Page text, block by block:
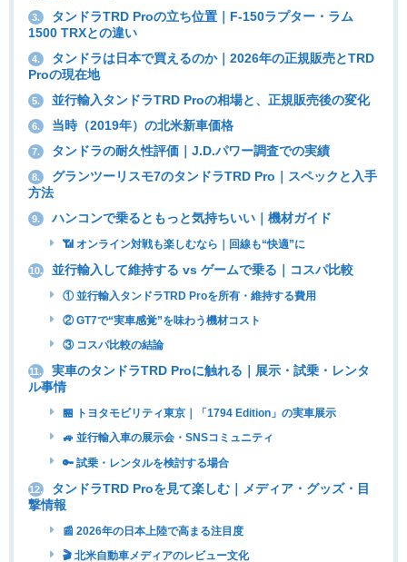
3.
タンドラTRD Proの立ち位置｜F-150ラプター・ラム
1500 TRXとの違い
4.
タンドラは日本で買えるのか｜2026年の正規販売とTRD
Proの現在地
5. 並行輸入タンドラTRD Proの相場と、正規販売後の変化
6. 当時（2019年）の北米新車価格
7. タンドラの耐久性評価｜J.D.パワー調査での実績
8.
グランツーリスモ7のタンドラTRD Pro｜スペックと入手
方法
9. ハンコンで乗るともっと気持ちいい｜機材ガイド
📶 オンライン対戦も楽しむなら｜回線も“快適”に
10. 並行輸入して維持する vs ゲームで乗る｜コスパ比較
① 並行輸入タンドラTRD Proを所有・維持する費用
② GT7で“実車感覚”を味わう機材コスト
③ コスパ比較の結論
11.
実車のタンドラTRD Proに触れる｜展示・試乗・レンタ
ル事情
🏪 トヨタモビリティ東京｜「1794 Edition」の実車展示
🚙 並行輸入車の展示会・SNSコミュニティ
🔑 試乗・レンタルを検討する場合
12.
タンドラTRD Proを見て楽しむ｜メディア・グッズ・目
撃情報
📰 2026年の日本上陸で高まる注目度
🎬 北米自動車メディアのレビュー文化